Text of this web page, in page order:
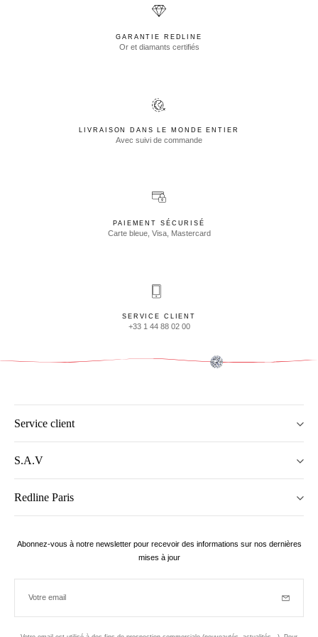
GARANTIE REDLINE
Or et diamants certifiés
LIVRAISON DANS LE MONDE ENTIER
Avec suivi de commande
PAIEMENT SÉCURISÉ
Carte bleue, Visa, Mastercard
SERVICE CLIENT
+33 1 44 88 02 00
Service client
S.A.V
Redline Paris
Abonnez-vous à notre newsletter pour recevoir des informations sur nos dernières
mises à jour
Votre email